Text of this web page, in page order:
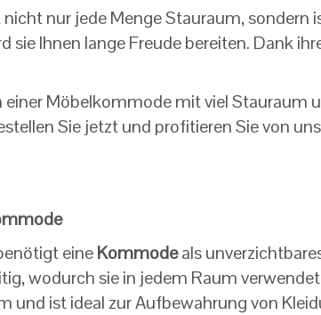
nur jede Menge Stauraum, sondern
sie Ihnen lange Freude bereiten. Dank
einer Möbelkommode mit viel
Sie jetzt und profitieren Sie von
eineKommodeals
wodurch sie in jedem Raum
und ist ideal zur Aufbewahrung von